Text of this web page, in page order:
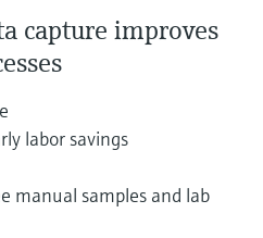
and
제품의 루
파트를 검
조립 매뉴
우수성
capture improves
labor savings
manual samples and lab